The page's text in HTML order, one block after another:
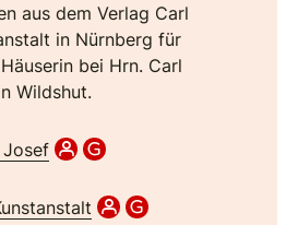
aus dem Verlag Carl
in Nürnberg für
bei Hrn. Carl
Wildshut.
Josef